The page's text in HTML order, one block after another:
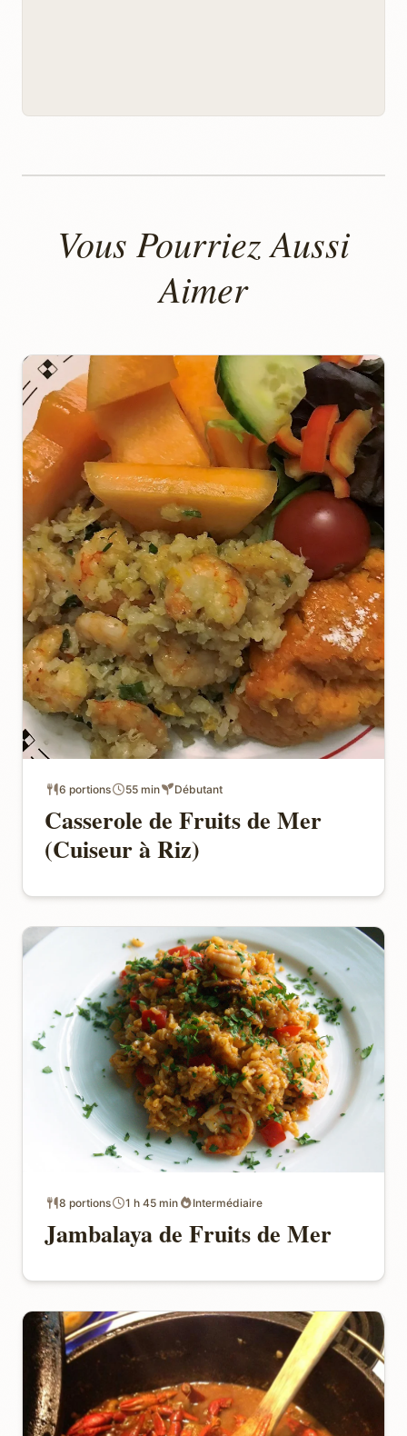
Vous Pourriez Aussi
Aimer
6 portions 55 min Débutant
Casserole de Fruits de Mer
(Cuiseur à Riz)
8 portions 1 h 45 min Intermédiaire
Jambalaya de Fruits de Mer